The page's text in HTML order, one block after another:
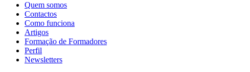
Quem somos
Contactos
Como funciona
Artigos
Formação de Formadores
Perfil
Newsletters